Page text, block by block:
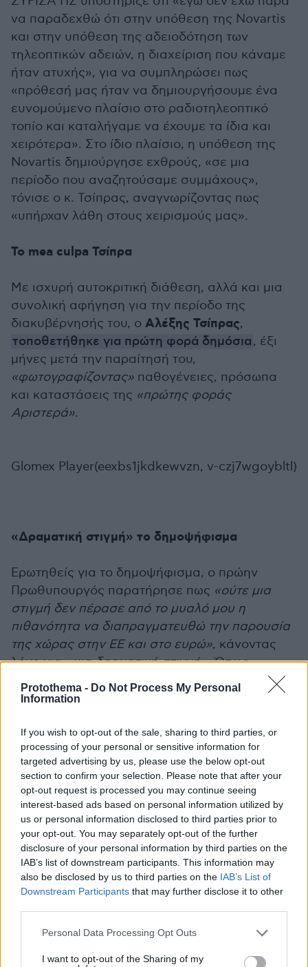
Protothema - Do Not Process My Personal
Information
If you wish to opt-out of the sale, sharing to third parties, or
processing of your personal or sensitive information for
targeted advertising by us, please use the below opt-out
section to confirm your selection. Please note that after your
opt-out request is processed you may continue seeing
interest-based ads based on personal information utilized by
us or personal information disclosed to third parties prior to
your opt-out. You may separately opt-out of the further
disclosure of your personal information by third parties on the
IAB’s list of downstream participants. This information may
also be disclosed by us to third parties on the IAB’s List of
Downstream Participants that may further disclose it to other
Please note that this website/app uses one or more Google
not limited to your visit or usage behaviour. You may click to
Personal Data Processing Opt Outs
I want to opt-out of the Sharing of my
να παραδεχθώ ότι στην υπόθεση της Novartis
και στην υπόθεση της αδειοδότηση των
τηλεοπτικών αδειών, η διαχείριση που κάναμε
ήταν ατυχής», για να συμπληρώσει πως
«πρόθεσή μας ήταν να δημιουργήσουμε ένα
ευνομούμενο πλαίσιο στο ραδιοτηλεοπτικό
τοπίο και καταλήγαμε να έχουμε τα ίδια και
χειρότερα». Στο ίδιο πλαίσιο, η υπόθεση της
Novartis δημιούργησε εχθρούς, «σε μια
περίοδο που αναζητούσαμε συμμάχους»,
τόνισε ο κ. Τσίπρας, αναγνωρίζοντας πως
«υπήρχαν λάθη στους χειρισμούς μας».
Το mea culpa Τσίπρα
Με ισχυρή αυτοκριτική διάθεση, αλλά και μια
συνολική αφήγηση για την περίοδο της
διακυβέρνησής του, ο Αλέξης Τσίπρας,
τοποθετήθηκε για πρώτη φορά δημόσια, έξι
μήνες μετά την παραίτησή του,
«φωτογραφίζοντας» παθογένειες, πρόσωπα
και καταστάσεις της «πρώτης φοράς
Αριστερά».
Glomex Player(eexbs1jkdkewvzn, v-czj7wgoybltl)
«Δραματική στιγμή» το δημοψήφισμα
Ερωτηθείς για το δημοψήφισμα, ο πρώην
Πρωθυπουργός παρατήρησε πως «ούτε μια
στιγμή δεν πέρασε από το μυαλό μου η
πιθανότητα να διαπραγματευθώ την παρουσία
της χώρας στην ΕΕ και στο ευρώ», κάνοντας
λόγο για«μια δραματική στιγμή». Όπως
υποστήριξε, το 2015,«η Ελλάδα δεν είχε καμία
δυνατότητα να αποπληρώσει τα χρέη της, αν
εταίρους της. Η άλλη επιλογή ήταν η χρεοκοπία
και η έξοδος από το ευρώ», για να επισημάνει
ότι«το ερώτημα δεν ήταν παραμονή ή έξοδος
από το ευρώ. Το ερώτημα ήταν αποδεχόμαστε
αυτή την συμφωνία που οι εταίροι μας
προτείνανε».
«Καρφιά» για Υπουργούς
Άφησε αιχμές, όμως, λέγοντας ότι είχαμε«και
εμένα και τους περισσότερους -όχι όλους όμως
τους συναδέλφους μας- στο υπουργικό